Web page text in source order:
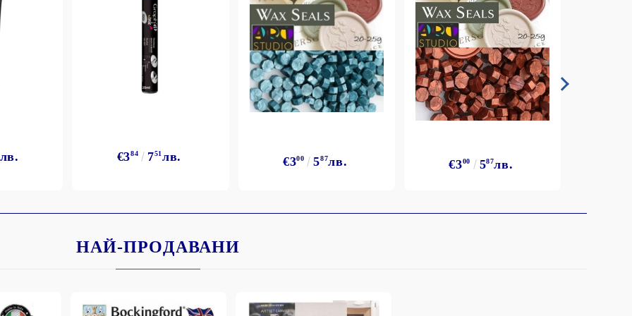
лв. €384 751лв. €300 587лв. €300 587лв.
НАЙ-ПРОДАВАНИ